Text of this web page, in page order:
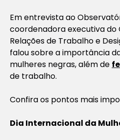
Em entrevista ao
coordenadora executiva do
Relações de Trabalho e
falou sobre a importância
mulheres negras, além de
de trabalho.
Confira os pontos mais
Dia Internacional da